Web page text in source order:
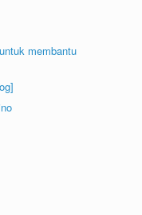
membantu